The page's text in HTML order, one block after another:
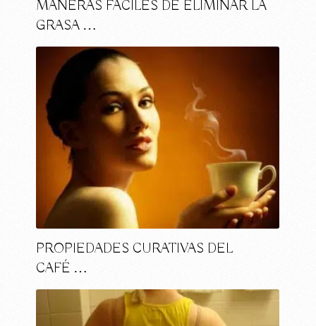
MANERAS FÁCILES DE ELIMINAR LA
GRASA …
PROPIEDADES CURATIVAS DEL
CAFÉ …